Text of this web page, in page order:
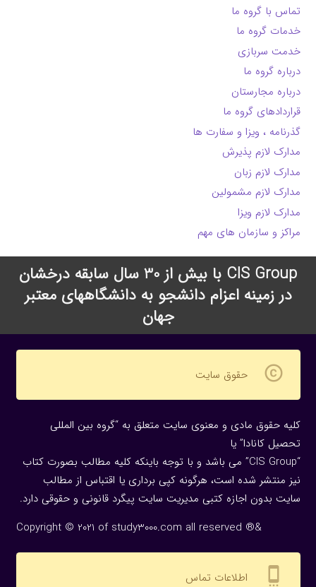
تماس با گروه ما
خدمات گروه ما
خدمت سربازی
درباره گروه ما
درباره مجارستان
قراردادهای گروه ما
گذرنامه ، ویزا و سفارت ها
مدارک لازم پذیرش
مدارک لازم زبان
مدارک لازم مشمولین
مدارک لازم ویزا
مراکز و سازمان های مهم
CIS Group با بیش از 30 سال سابقه درخشان
در زمینه اعزام دانشجو به دانشگاههای معتبر
جهان
copyright حقوق سایت
کلیه حقوق مادی و معنوی سایت متعلق به “گروه بین المللی
تحصیل کانادا” یا
“CIS Group” می باشد و با توجه باینکه کلیه مطالب بصورت کتاب
نیز منتشر شده است، هرگونه كپی برداری یا اقتباس از مطالب
سایت بدون اجازه كتبی مدیریت سایت پیگرد قانونی و حقوقی دارد.
Copyright © 2021 of study3000.com all reserved ®&
settings_cell اطلاعات تماس